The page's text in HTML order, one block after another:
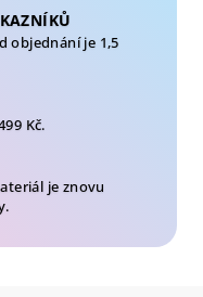
objednání je 1,5
Kč.
je znovu